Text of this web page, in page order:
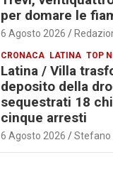
per domare le
6 Agosto 2026
CRONACA LATINA TOP
Latina / Villa
deposito della
sequestrati 18
cinque arresti
6 Agosto 2026 Stefano